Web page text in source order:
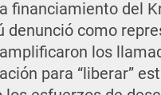
financiamiento del
denunció como
los
para “liberar”